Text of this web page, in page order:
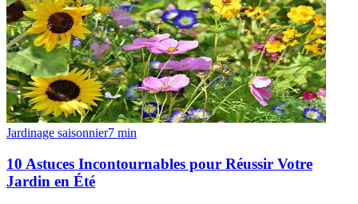
Jardinage saisonnier7 min
10 Astuces Incontournables pour Réussir Votre
Jardin en Été